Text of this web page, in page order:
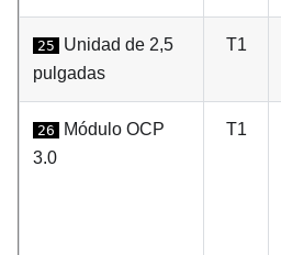
25
Unidad de 2,5
pulgadas
T1
26
Módulo OCP
3.0
T1